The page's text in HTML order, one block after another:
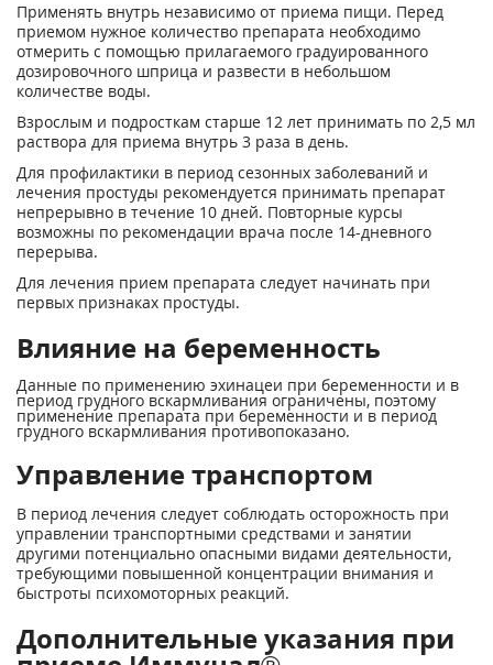
Применять внутрь независимо от приема пищи. Перед
приемом нужное количество препарата необходимо
отмерить с помощью прилагаемого градуированного
дозировочного шприца и развести в небольшом
количестве воды.
Взрослым и подросткам старше 12 лет принимать по 2,5 мл
раствора для приема внутрь 3 раза в день.
Для профилактики в период сезонных заболеваний и
лечения простуды рекомендуется принимать препарат
непрерывно в течение 10 дней. Повторные курсы
возможны по рекомендации врача после 14-дневного
перерыва.
Для лечения прием препарата следует начинать при
первых признаках простуды.
Влияние на беременность
Данные по применению эхинацеи при беременности и в
период грудного вскармливания ограничены, поэтому
применение препарата при беременности и в период
грудного вскармливания противопоказано.
Управление транспортом
В период лечения следует соблюдать осторожность при
управлении транспортными средствами и занятии
другими потенциально опасными видами деятельности,
требующими повышенной концентрации внимания и
быстроты психомоторных реакций.
Дополнительные указания при